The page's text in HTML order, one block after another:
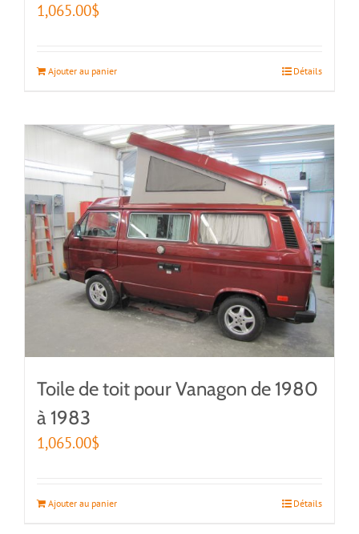
1,065.00$
Ajouter au panier Détails
Toile de toit pour Vanagon de 1980
à 1983
1,065.00$
Ajouter au panier Détails